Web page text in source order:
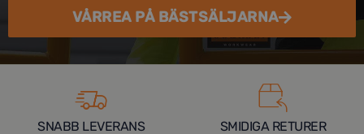
VÅRREA PÅ BÄSTSÄLJARNA
SNABB LEVERANS SMIDIGA RETURER